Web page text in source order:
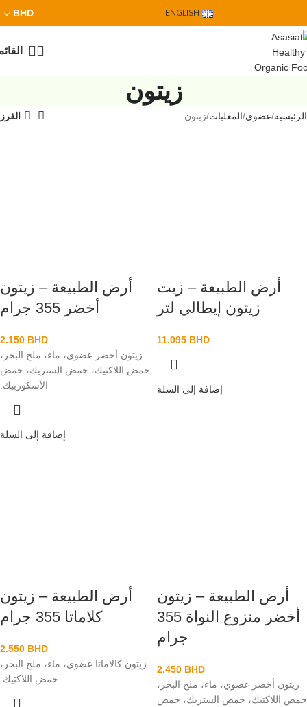
ENGLISH
BHD
زيتون
الرئيسية عضوي المعلبات زيتون الفرز
أرض الطبيعة – زيت
زيتون إيطالي لتر
11.095 BHD
إضافة إلى السلة
أرض الطبيعة – زيتون
أخضر 355 جرام
2.150 BHD
زيتون أخضر عضوي، ماء، ملح البحر،
حمض اللاكتيك، حمض الستريك، حمض
الأسكوربيك.
إضافة إلى السلة
أرض الطبيعة – زيتون
أخضر منزوع النواة 355
جرام
2.450 BHD
زيتون أخضر عضوي، ماء، ملح البحر،
حمض اللاكتيك، حمض الستريك، حمض
أرض الطبيعة – زيتون
كلاماتا 355 جرام
2.550 BHD
زيتون كالاماتا عضوي، ماء، ملح البحر،
حمض اللاكتيك.